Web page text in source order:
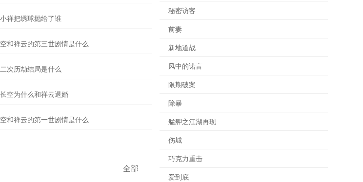
祥把绣球抛给了谁
和祥云的第三世剧情是什么
次历劫结局是什么
长空为什么和祥云退婚
和祥云的第一世剧情是什么
全部
秘密访客
前妻
新地道战
风中的诺言
限期破案
除暴
艋舺之江湖再现
伤城
巧克力重击
爱到底